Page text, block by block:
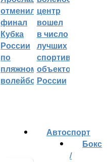
отменили
финал
Кубка
России
по
пляжному
волейболу
центр
вошел
в число
лучших
спортивных
объектов
России
Автоспорт
Бокс
/